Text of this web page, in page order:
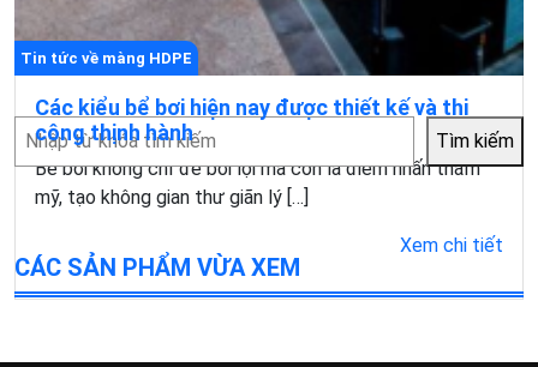
Tin tức về màng HDPE
Các kiểu bể bơi hiện nay được thiết kế và thi
công thịnh hành
Bể bơi không chỉ để bơi lội mà còn là điểm nhấn thẩm
mỹ, tạo không gian thư giãn lý […]
Xem chi tiết
Tìm
kiếm
Tìm kiếm
CÁC SẢN PHẨM VỪA XEM